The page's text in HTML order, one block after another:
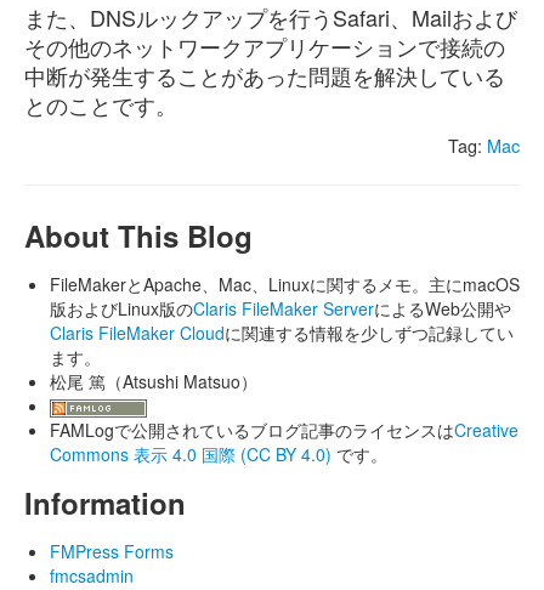
また、DNSルックアップを行うSafari、Mailおよび
その他のネットワークアプリケーションで接続の
中断が発生することがあった問題を解決している
とのことです。
Tag: Mac
About This Blog
FileMakerとApache、Mac、Linuxに関するメモ。主にmacOS
版およびLinux版のClaris FileMaker ServerによるWeb公開や
Claris FileMaker Cloudに関連する情報を少しずつ記録してい
ます。
松尾 篤（Atsushi Matsuo）
FAMLogで公開されているブログ記事のライセンスはCreative
Commons 表示 4.0 国際 (CC BY 4.0) です。
Information
FMPress Forms
fmcsadmin